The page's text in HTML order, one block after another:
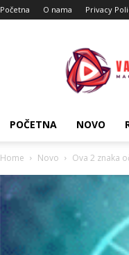
Početna O nama Privacy
Magazin
POČETNA NOVO
Home Novo Ova 2 znaka